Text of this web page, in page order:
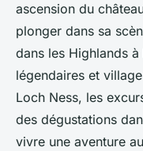
ascension du
plonger dans sa
dans les Highlands
légendaires et
Loch Ness, les
des dégustations
vivre une aventure